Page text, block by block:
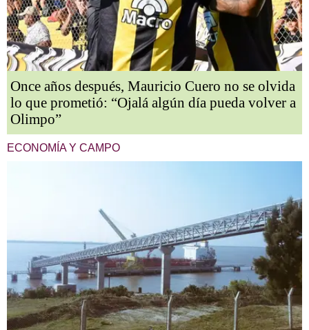
Once años después, Mauricio Cuero no se olvida
lo que prometió: “Ojalá algún día pueda volver a
Olimpo”
ECONOMÍA Y CAMPO